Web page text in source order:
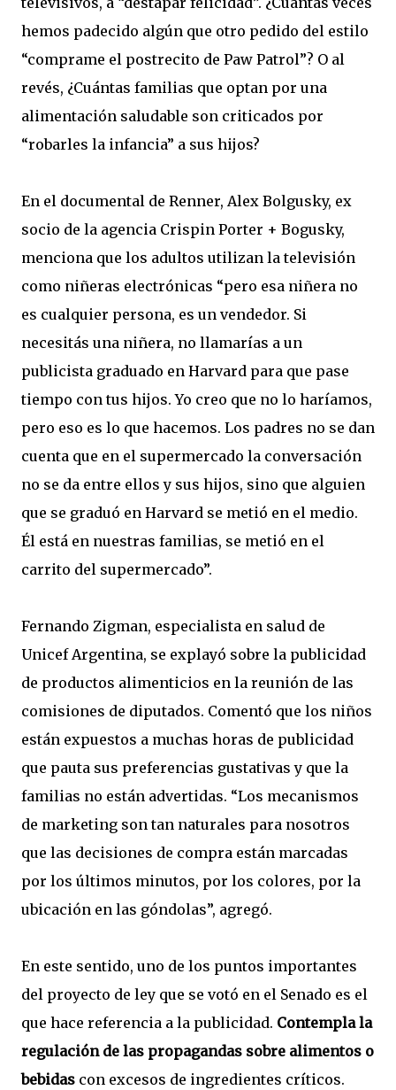
hemos padecido algún que otro pedido del estilo
“comprame el postrecito de Paw Patrol”? O al
revés, ¿Cuántas familias que optan por una
alimentación saludable son criticados por
“robarles la infancia” a sus hijos?
En el documental de Renner, Alex Bolgusky, ex
socio de la agencia Crispin Porter + Bogusky,
menciona que los adultos utilizan la televisión
como niñeras electrónicas “pero esa niñera no
es cualquier persona, es un vendedor. Si
necesitás una niñera, no llamarías a un
publicista graduado en Harvard para que pase
tiempo con tus hijos. Yo creo que no lo haríamos,
pero eso es lo que hacemos. Los padres no se dan
cuenta que en el supermercado la conversación
no se da entre ellos y sus hijos, sino que alguien
que se graduó en Harvard se metió en el medio.
Él está en nuestras familias, se metió en el
carrito del supermercado”.
Fernando Zigman, especialista en salud de
Unicef Argentina, se explayó sobre la publicidad
de productos alimenticios en la reunión de las
comisiones de diputados. Comentó que los niños
están expuestos a muchas horas de publicidad
que pauta sus preferencias gustativas y que la
familias no están advertidas. “Los mecanismos
de marketing son tan naturales para nosotros
que las decisiones de compra están marcadas
por los últimos minutos, por los colores, por la
ubicación en las góndolas”, agregó.
En este sentido, uno de los puntos importantes
del proyecto de ley que se votó en el Senado es el
que hace referencia a la publicidad. Contempla la
regulación de las propagandas sobre alimentos o
bebidas con excesos de ingredientes críticos.